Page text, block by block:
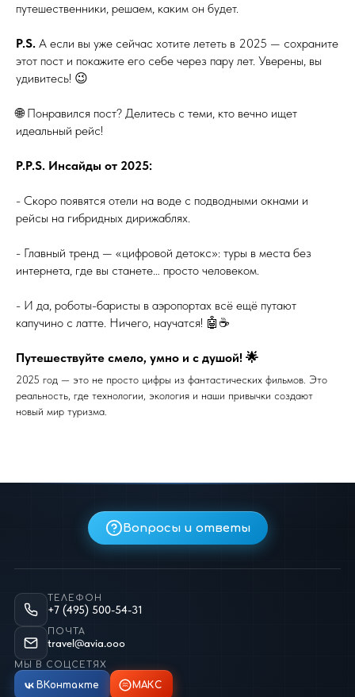
путешественники, решаем, каким он будет.
P.S. А если вы уже сейчас хотите лететь в 2025 — сохраните
этот пост и покажите его себе через пару лет. Уверены, вы
удивитесь! 😉
🌐 Понравился пост? Делитесь с теми, кто вечно ищет
идеальный рейс!
P.P.S. Инсайды от 2025:
- Скоро появятся отели на воде с подводными окнами и
рейсы на гибридных дирижаблях.
- Главный тренд — «цифровой детокс»: туры в места без
интернета, где вы станете… просто человеком.
- И да, роботы-баристы в аэропортах всё ещё путают
капучино с латте. Ничего, научатся! 🤖☕
Путешествуйте смело, умно и с душой! 🌟
2025 год — это не просто цифры из фантастических фильмов. Это
реальность, где технологии, экология и наши привычки создают
новый мир туризма.
Вопросы и ответы
ТЕЛЕФОН
+7 (495) 500-54-31
ПОЧТА
travel@avia.ooo
МЫ В СОЦСЕТЯХ
ВКонтакте МАКС